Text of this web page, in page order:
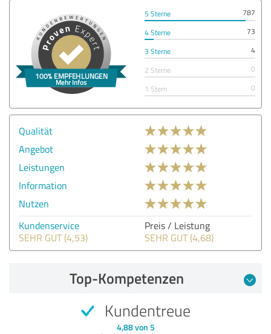
5 Sterne
787
4 Sterne
73
3 Sterne
4
2 Sterne
0
1 Stern
0
Qualität
Angebot
Leistungen
Information
Nutzen
Kundenservice
SEHR GUT (4,53)
Preis / Leistung
SEHR GUT (4,68)
Top-Kompetenzen
Kundentreue
4,88 von 5